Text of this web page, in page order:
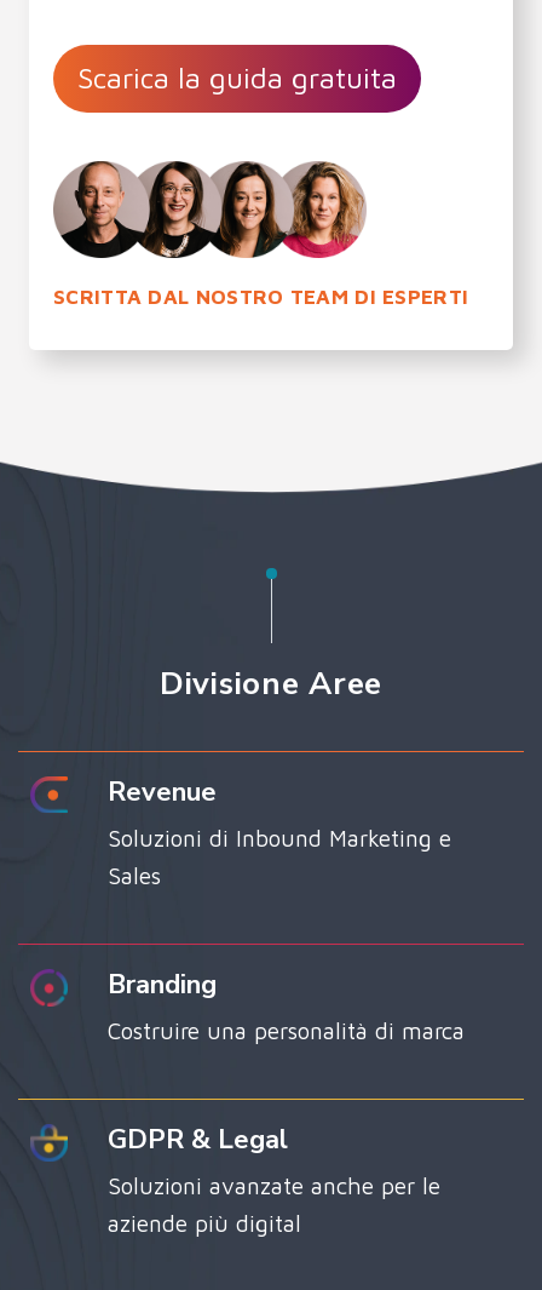
Scarica la guida gratuita
SCRITTA DAL NOSTRO TEAM DI ESPERTI
Divisione Aree
Revenue
Soluzioni di Inbound Marketing e
Sales
Branding
Costruire una personalità di marca
GDPR & Legal
Soluzioni avanzate anche per le
aziende più digital